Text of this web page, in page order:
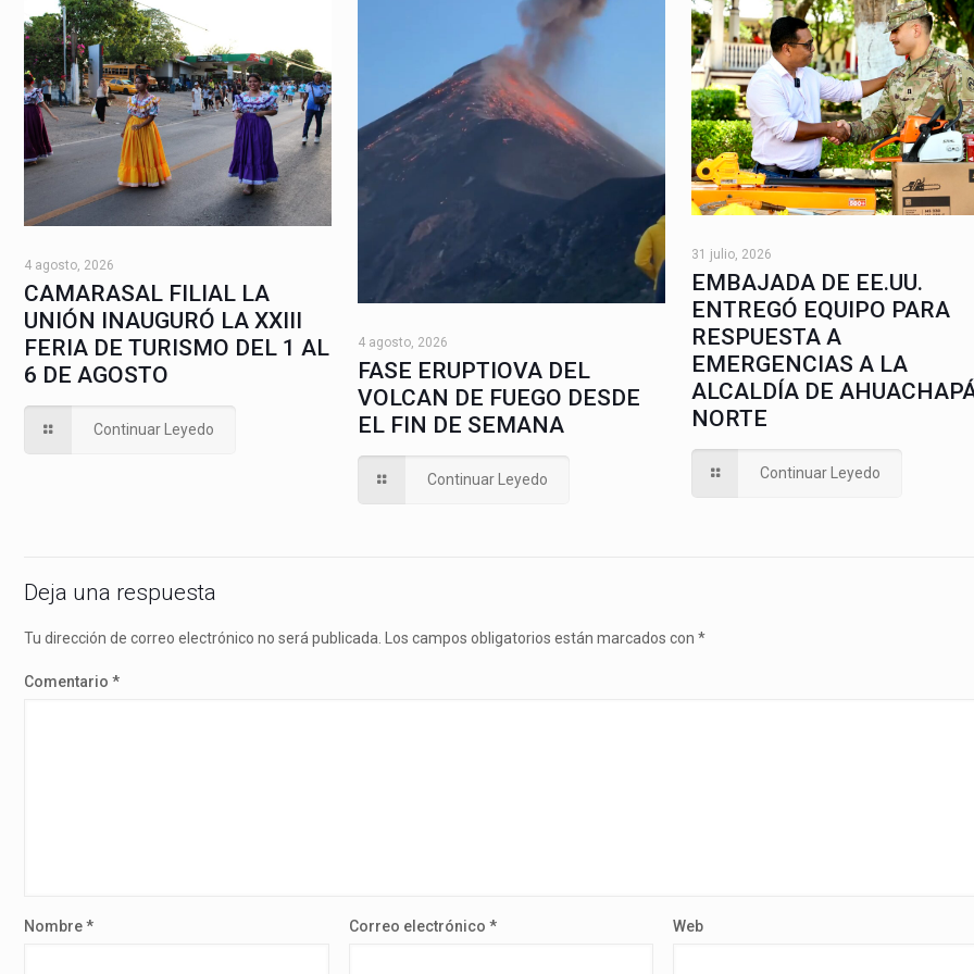
4 agosto, 2026
CAMARASAL FILIAL LA
UNIÓN INAUGURÓ LA XXIII
FERIA DE TURISMO DEL 1 AL
6 DE AGOSTO
Continuar Leyedo
4 agosto, 2026
FASE ERUPTIOVA DEL
VOLCAN DE FUEGO DESDE
EL FIN DE SEMANA
Continuar Leyedo
31 julio, 2026
EMBAJADA DE EE.UU.
ENTREGÓ EQUIPO PARA
RESPUESTA A
EMERGENCIAS A LA
ALCALDÍA DE
NORTE
Continuar Leyedo
Deja una respuesta
Tu dirección de correo electrónico no será publicada. Los campos obligatorios están marcados con *
Comentario *
Nombre* Correo electrónico * Web